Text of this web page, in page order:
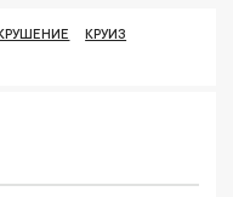
КРУИЗ